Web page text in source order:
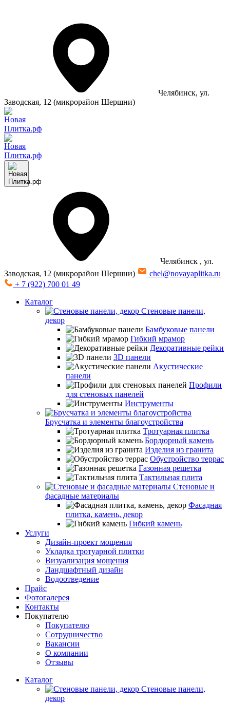
Челябинск, ул.
Заводская, 12 (микрорайон Шершни)
Челябинск , ул.
Заводская, 12 (микрорайон Шершни)
chel@novayaplitka.ru
+ 7 (922) 700 01 49
Каталог
Стеновые панели,
декор
Бамбуковые панели
Гибкий мрамор
Декоративные рейки
3D панели
Акустические
панели
Профили
для стеновых панелей
Инструменты
Брусчатка и элементы благоустройства
Тротуарная плитка
Бордюрный камень
Изделия из гранита
Обустройство террас
Газонная решетка
Тактильная плита
Стеновые и
фасадные материалы
Фасадная
плитка, камень, декор
Гибкий камень
Услуги
Дизайн-проект мощения
Укладка тротуарной плитки
Визуализация мощения
Ландшафтный дизайн
Водоотведение
Прайс
Фотогалерея
Контакты
Покупателю
Покупателю
Сотрудничество
Вакансии
О компании
Отзывы
Каталог
Стеновые панели,
декор